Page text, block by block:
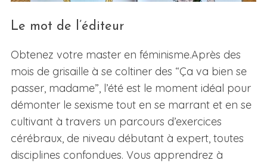
Le mot de l’éditeur
Obtenez votre master en féminisme.Après des
mois de grisaille à se coltiner des “Ça va bien se
passer, madame”, l’été est le moment idéal pour
démonter le sexisme tout en se marrant et en se
cultivant à travers un parcours d’exercices
cérébraux, de niveau débutant à expert, toutes
disciplines confondues. Vous apprendrez à